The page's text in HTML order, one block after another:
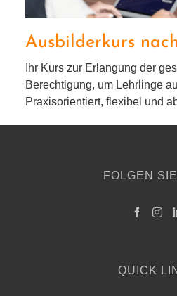
Ausbilderkurs
Ihr Kurs zur Erlangung der
Berechtigung, um Lehrlinge
Praxisorientiert, fle­xi­bel und
FOLGEN
QUICK